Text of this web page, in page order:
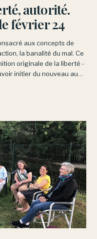
autorité.
février 24
aux concepts de
la banalité du mal. Ce
originale de la liberté -
initier du nouveau au